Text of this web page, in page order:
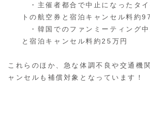
・主催者都合で中止になったタイ
トの航空券と宿泊キャンセル料約
・韓国でのファンミーティング中
と宿泊キャンセル料約25万円
これらのほか、急な体調不良や交通機
ャンセルも補償対象となっています！